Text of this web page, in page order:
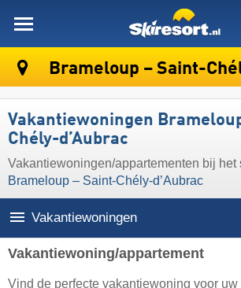
Brameloup – Saint-Chély-
Vakantiewoningen
Chély-d’Aubrac
Vakantiewoningen/appartementen bij het
Brameloup – Saint-Chély-d’Aubrac
Vakantiewoningen
Vakantiewoning/appartement
Vind de perfecte vakantiewoning voor uw